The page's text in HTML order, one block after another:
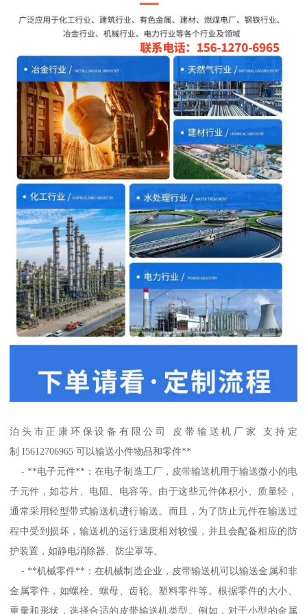
泊头市正康环保设备有限公司 皮带输送机厂家 支持定
制 I5612706965 可以输送小件物品和零件**
- **电子元件**：在电子制造工厂，皮带输送机用于输送微小的电
子元件，如芯片、电阻、电容等。由于这些元件体积小、质量轻，
通常采用轻型带式输送机进行输送。而且，为了防止元件在输送过
程中受到损坏，输送机的运行速度相对较慢，并且会配备相应的防
护装置，如静电消除器、防尘罩等。
- **机械零件**：在机械制造企业，皮带输送机可以输送金属和非
金属零件，如螺栓、螺母、齿轮、塑料零件等。根据零件的大小、
重量和形状，选择合适的皮带输送机类型。例如，对于小型的金属